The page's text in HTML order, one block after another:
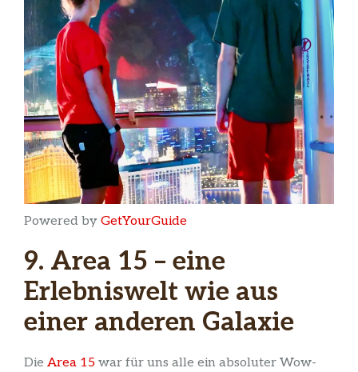
Powered by GetYourGuide
9. Area 15 – eine
Erlebniswelt wie aus
einer anderen Galaxie
Die Area 15 war für uns alle ein absoluter Wow-